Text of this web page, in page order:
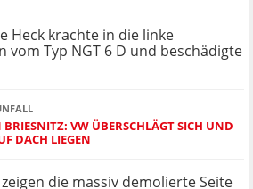
Heck krachte in die linke
vom Typ NGT 6 D und beschädigte
BRIESNITZ: VW ÜBERSCHLÄGT SICH UND
DACH LIEGEN
die massiv demolierte Seite